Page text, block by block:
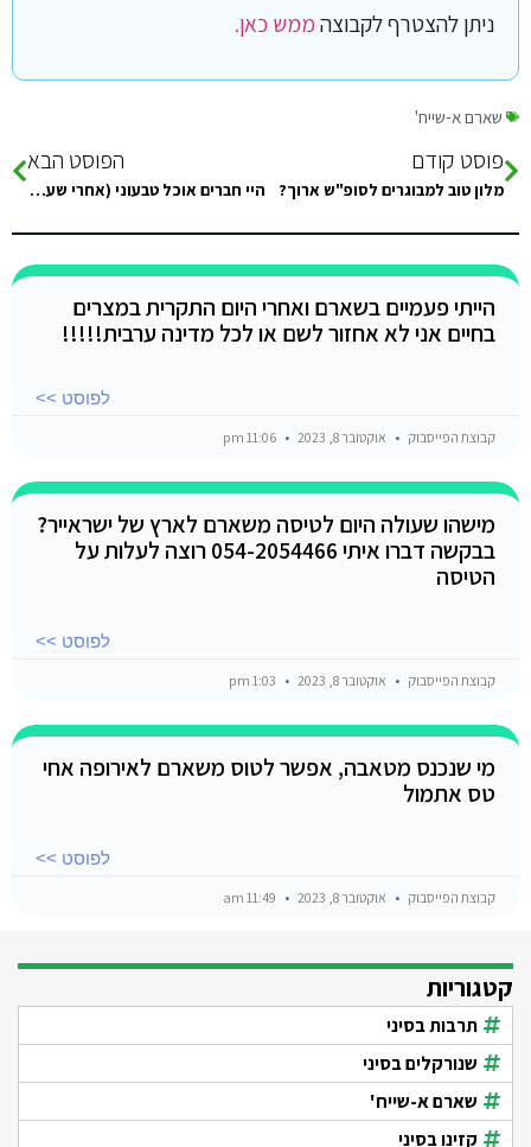
ניתן להצטרף לקבוצהממש כאן.
שארם א-שייח'
פוסט קודם
מלון טוב למבוגרים לסופ"ש ארוך?
הפוסט הבא
היי חברים אוכל טבעוני (אחרי שעשיתי חיפוש בקבוצה) ממה שמבינה אם אני לא בעניין ג׳אנק (צ׳יפס/פלאפל/פיצות) אין כל-כך אופציות טבעוניות? מבינה שאין
הייתי פעמיים בשארם ואחרי היום התקרית במצרים
בחיים אני לא אחזור לשם או לכל מדינה ערבית!!!!!
לפוסט >>
קבוצת הפייסבוק אוקטובר 8, 2023
מישהו שעולה היום לטיסה משארם לארץ של ישראייר?
בבקשה דברו איתי 054-2054466 רוצה לעלות על
הטיסה
לפוסט >>
קבוצת הפייסבוק אוקטובר 8, 2023
מי שנכנס מטאבה, אפשר לטוס משארם לאירופה אחי
טס אתמול
לפוסט >>
קבוצת הפייסבוק אוקטובר 8, 2023
קטגוריות
תרבות בסיני
שנורקלים בסיני
שארם א-שייח'
קזינו בסיני